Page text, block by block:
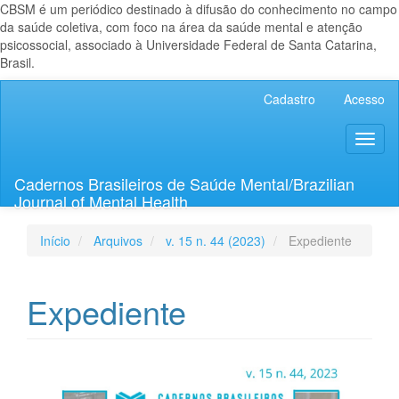
CBSM é um periódico destinado à difusão do conhecimento no campo
da saúde coletiva, com foco na área da saúde mental e atenção
psicossocial, associado à Universidade Federal de Santa Catarina,
Brasil.
Lateral
Cadastro Acesso
Cadernos Brasileiros de Saúde Mental/Brazilian
Journal of Mental Health
Início Arquivos v. 15 n. 44 (2023) Expediente
Expediente